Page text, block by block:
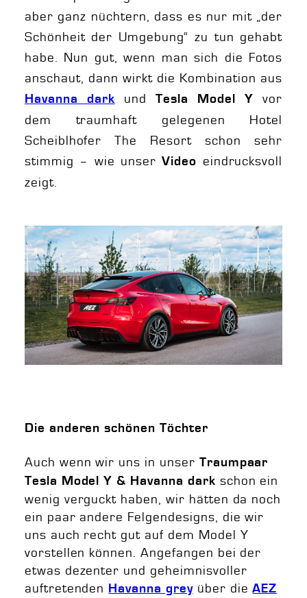
aber ganz nüchtern, dass es nur mit „der
Schönheit der Umgebung“ zu tun gehabt
habe. Nun gut, wenn man sich die Fotos
anschaut, dann wirkt die Kombination aus
Havanna dark und Tesla Model Y
vor
dem traumhaft gelegenen Hotel
Scheiblhofer The Resort schon sehr
stimmig – wie unserVideo eindrucksvoll
zeigt.
Die anderen schönen Töchter
Auch wenn wir uns in unser Traumpaar
Tesla Model Y & Havanna dark schon ein
wenig verguckt haben, wir hätten da noch
ein paar andere Felgendesigns, die wir
uns auch recht gut auf dem Model Y
vorstellen können. Angefangen bei der
etwas dezenter und geheimnisvoller
auftretenden Havanna greyüber dieAEZ